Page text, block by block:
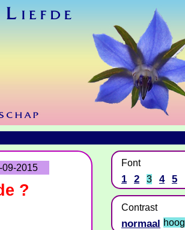
09-2015
?
Font
1 2 3 4 5
Contrast
normaal hoog